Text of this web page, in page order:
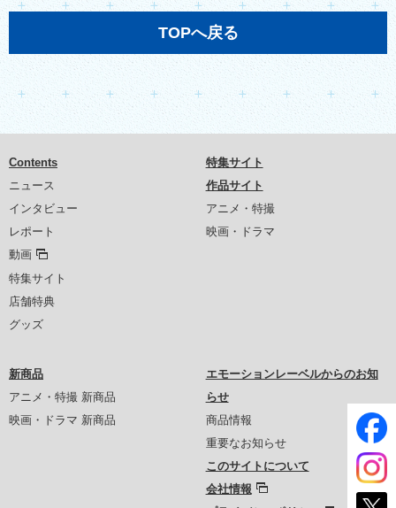
TOPへ戻る
Contents
ニュース
インタビュー
レポート
動画
特集サイト
店舗特典
グッズ
特集サイト
作品サイト
アニメ・特撮
映画・ドラマ
新商品
アニメ・特撮 新商品
映画・ドラマ 新商品
エモーションレーベルからのお知
らせ
商品情報
重要なお知らせ
このサイトについて
会社情報